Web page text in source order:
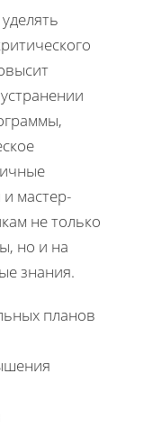
мастер-
не только
но и на
знания.
планов